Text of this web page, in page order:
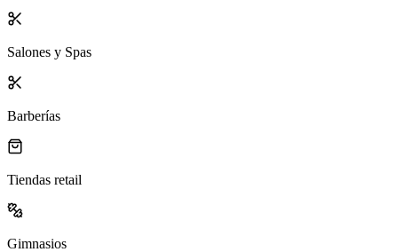
Salones y Spas
Barberías
Tiendas retail
Gimnasios